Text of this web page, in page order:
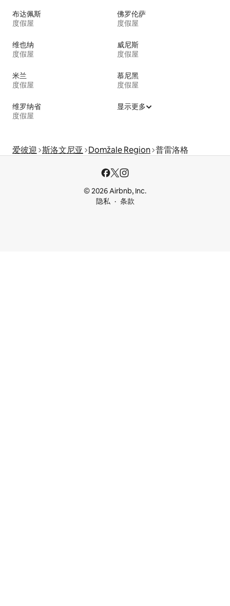
布达佩斯
度假屋
佛罗伦萨
度假屋
维也纳
度假屋
威尼斯
度假屋
米兰
度假屋
慕尼黑
度假屋
维罗纳省
度假屋
显示更多
爱彼迎 斯洛文尼亚 Domžale Region 普雷洛格
© 2026 Airbnb, Inc.
隐私
条款